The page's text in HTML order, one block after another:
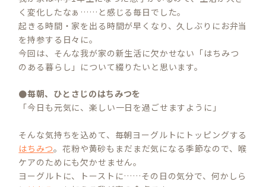
く変化したなぁ……と感じる毎日でした。
起きる時間・家を出る時間が早くなり、久しぶりにお弁当
を持参する日々に。
今回は、そんな我が家の新生活に欠かせない「はちみつ
のある暮らし」について綴りたいと思います。
●毎朝、ひとさじのはちみつを
「今日も元気に、楽しい一日を過ごせますように」
そんな気持ちを込めて、毎朝ヨーグルトにトッピングする
はちみつ。花粉や黄砂もまだまだ気になる季節なので、喉
ケアのためにも欠かせません。
ヨーグルトに、トーストに……その日の気分で、何かしら